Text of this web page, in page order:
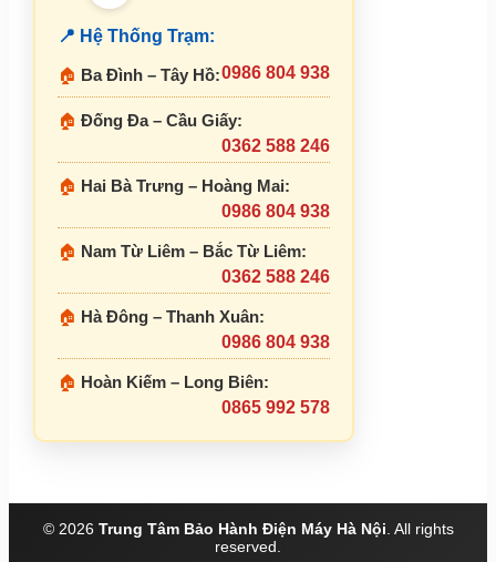
📍 Hệ Thống Trạm:
🏠 Ba Đình – Tây Hồ:0986 804 938
🏠 Đống Đa – Cầu Giấy:
0362 588 246
🏠 Hai Bà Trưng – Hoàng Mai:
0986 804 938
🏠 Nam Từ Liêm – Bắc Từ Liêm:
0362 588 246
🏠 Hà Đông – Thanh Xuân:
0986 804 938
🏠 Hoàn Kiếm – Long Biên:
0865 992 578
© 2026 Trung Tâm Bảo Hành Điện Máy Hà Nội . All rights
reserved.